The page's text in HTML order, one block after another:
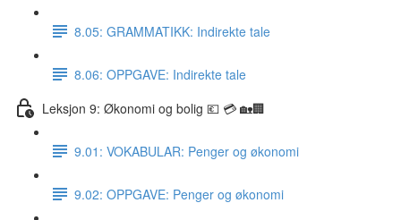
8.05: GRAMMATIKK: Indirekte tale
8.06: OPPGAVE: Indirekte tale
Leksjon 9: Økonomi og bolig 💶 💳 🏡🏢
9.01: VOKABULAR: Penger og økonomi
9.02: OPPGAVE: Penger og økonomi